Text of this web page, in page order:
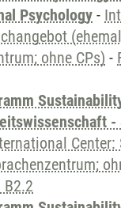
Psychology -
ohne CPs) -
Center:
B2.2